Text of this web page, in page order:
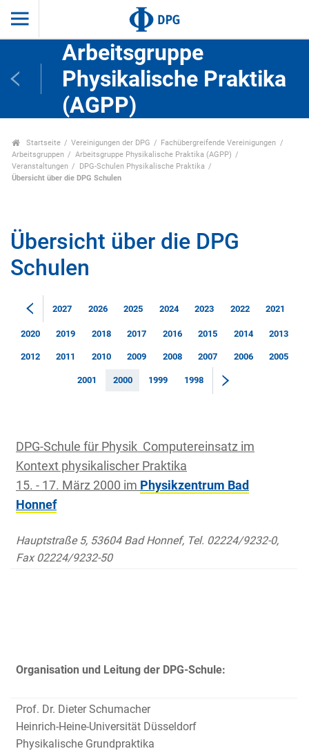
Arbeitsgruppe
Physikalische Praktika
(AGPP)
Startseite Vereinigungen der DPG
Fachübergreifende Vereinigungen
Arbeitsgruppen
Arbeitsgruppe Physikalische Praktika (AGPP)
Veranstaltungen
DPG-Schulen Physikalische Praktika
Übersicht über die DPG Schulen
Übersicht über die DPG
Schulen
2027 2026 2025 2024 2023 2022 2021
2020 2019 2018 2017 2016 2015 2014 2013
2012 2011 2010 2009 2008 2007 2006 2005
2001 2000 1999 1998
DPG-Schule für Physik  Computereinsatz im
Kontext physikalischer Praktika
15. - 17. März 2000 im Physikzentrum Bad
Honnef
Hauptstraße 5, 53604 Bad Honnef, Tel. 02224/9232-0,
Fax 02224/9232-50
Organisation und Leitung der DPG-Schule:
Prof. Dr. Dieter Schumacher
Heinrich-Heine-Universität Düsseldorf
Physikalische Grundpraktika